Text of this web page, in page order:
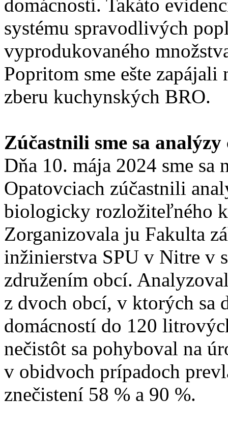
domácností. Takáto
systému spravodlivých
vyprodukovaného
Popritom sme ešte
zberu kuchynských BRO.
Zúčastnili sme sa
Dňa 10. mája 2024 sme
Opatovciach zúčastnili
biologicky rozložiteľného
Zorganizovala ju Fakulta
inžinierstva SPU v Nitre v
združením obcí.
z dvoch obcí, v ktorých sa
domácností do 120
nečistôt sa pohyboval na
v obidvoch prípadoch
znečistení 58 % a 90 %.